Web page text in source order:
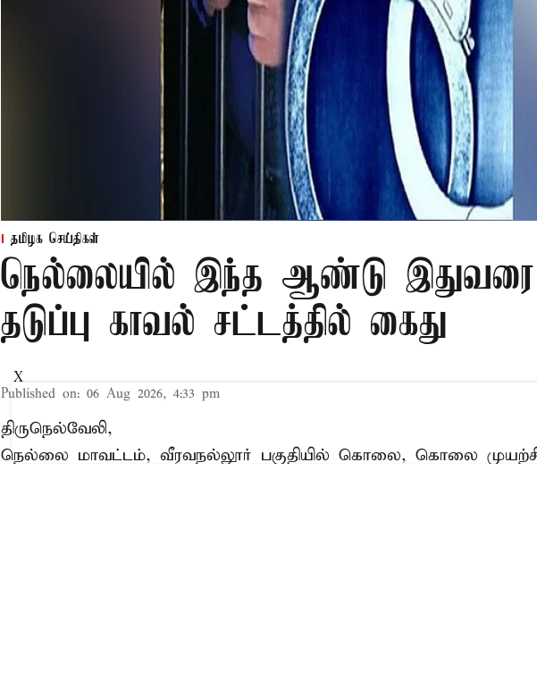
தமிழக செய்திகள்
நெல்லையில் இந்த ஆண்டு இதுவரை
தடுப்பு காவல் சட்டத்தில் கைது
Published on: 06 Aug 2026, 4:33 pm
திருநெல்வேலி,
நெல்லை மாவட்டம், வீரவநல்லூர் பகுதியில் கொலை, கொலை
X